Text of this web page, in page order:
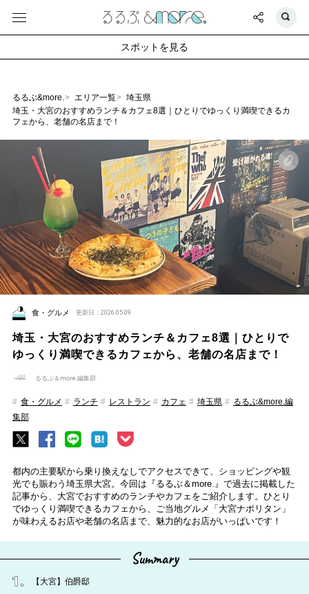
るるぶ&more. エリア一覧
埼玉県
埼玉・大宮のおすすめランチ＆カフェ8選｜ひとりでゆっくり満喫できるカ
フェから、老舗の名店まで！
食・グルメ 更新日：2026.05.09
埼玉・大宮のおすすめランチ＆カフェ8選｜ひとりで
ゆっくり満喫できるカフェから、老舗の名店まで！
るるぶ＆more.編集部
食・グルメ ランチ レストラン カフェ 埼玉県
るるぶ&more.編
集部
都内の主要駅から乗り換えなしでアクセスできて、ショッピングや観
光でも賑わう埼玉県大宮。今回は『るるぶ＆more.』で過去に掲載した
記事から、大宮でおすすめのランチやカフェをご紹介します。ひとり
でゆっくり満喫できるカフェから、ご当地グルメ「大宮ナポリタン」
が味わえるお店や老舗の名店まで、魅力的なお店がいっぱいです！
Summary
【大宮】伯爵邸
スポットを見る